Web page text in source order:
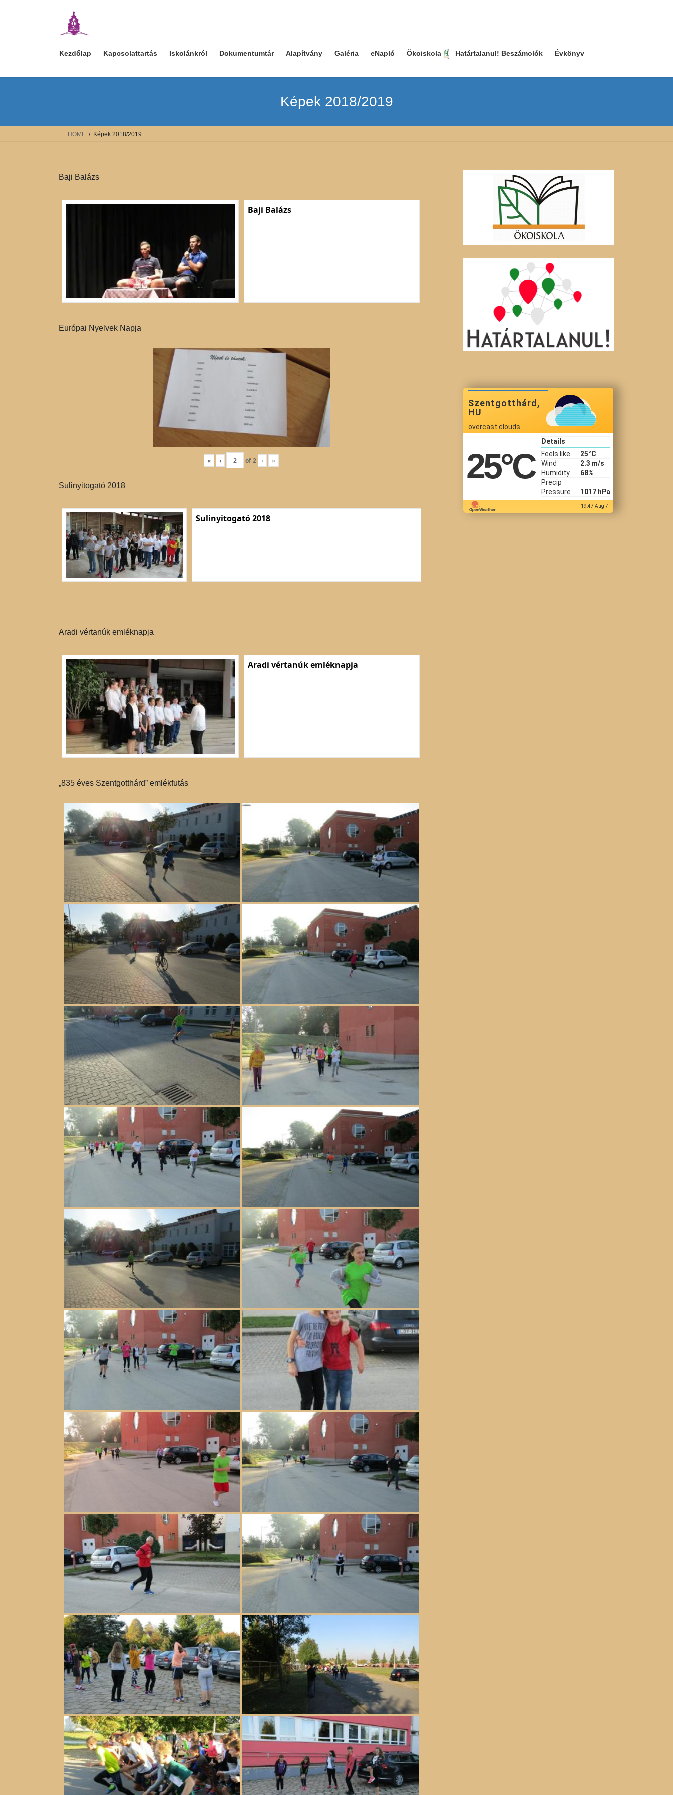
Kezdőlap Kapcsolattartás Iskolánkról Dokumentumtár Alapítvány Galéria eNapló Ökoiskola Határtalanul! Beszámolók Évkönyv
Képek 2018/2019
HOME Képek 2018/2019
Baji Balázs
Baji Balázs
Európai Nyelvek Napja
« ‹ of2 › »
Sulinyitogató 2018
Sulinyitogató 2018
Aradi vértanúk emléknapja
Aradi vértanúk emléknapja
„835 éves Szentgotthárd” emlékfutás
Szentgotthárd,
HU
overcast clouds
25°C
Details
Feels like
25°C
Wind
2.3 m/s
Humidity
68%
Precip
Pressure
1017 hPa
19:47 Aug 7